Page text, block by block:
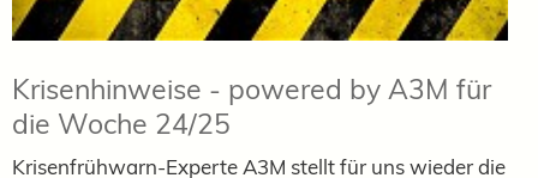
Krisenhinweise - powered by A3M für
die Woche 24/25
Krisenfrühwarn-Experte A3M stellt für uns wieder die